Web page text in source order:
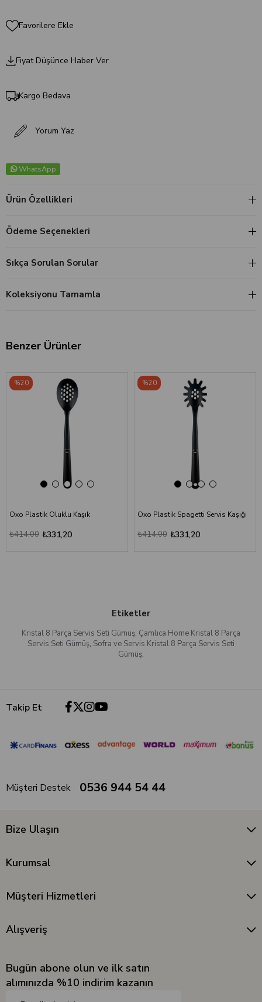
Favorilere Ekle
Fiyat Düşünce Haber Ver
Kargo Bedava
Yorum Yaz
WhatsApp
Ürün Özellikleri
Ödeme Seçenekleri
Sıkça Sorulan Sorular
Koleksiyonu Tamamla
Benzer Ürünler
Oxo Plastik Oluklu Kaşık
₺331,20
₺414,00
%20
Oxo Plastik Spagetti Servis Kaşığı
₺331,20
₺414,00
%20
Etiketler
Kristal 8 Parça Servis Seti Gümüş, Çamlıca Home Kristal 8 Parça
Servis Seti Gümüş, Sofra ve Servis Kristal 8 Parça Servis Seti
Gümüş,
Takip Et
Müşteri Destek 0536 944 54 44
Bize Ulaşın
Kurumsal
Müşteri Hizmetleri
Alışveriş
Bugün abone olun ve ilk satın
alımınızda %10 indirim kazanın